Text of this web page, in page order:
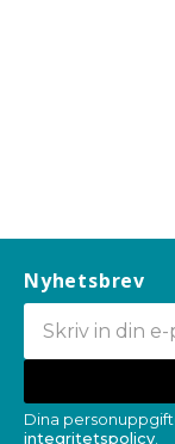
Nyhetsbrev
Dina
integritetspolicy.